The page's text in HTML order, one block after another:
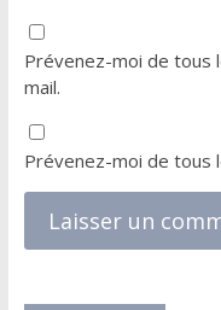
Prévenez-moi de tous
mail.
Prévenez-moi de tous